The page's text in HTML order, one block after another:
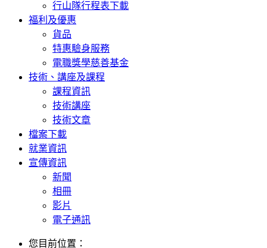
行山隊行程表下載
福利及優惠
貨品
特惠驗身服務
電職獎學慈善基金
技術、講座及課程
課程資訊
技術講座
技術文章
檔案下載
就業資訊
宣傳資訊
新聞
相冊
影片
電子通訊
您目前位置：